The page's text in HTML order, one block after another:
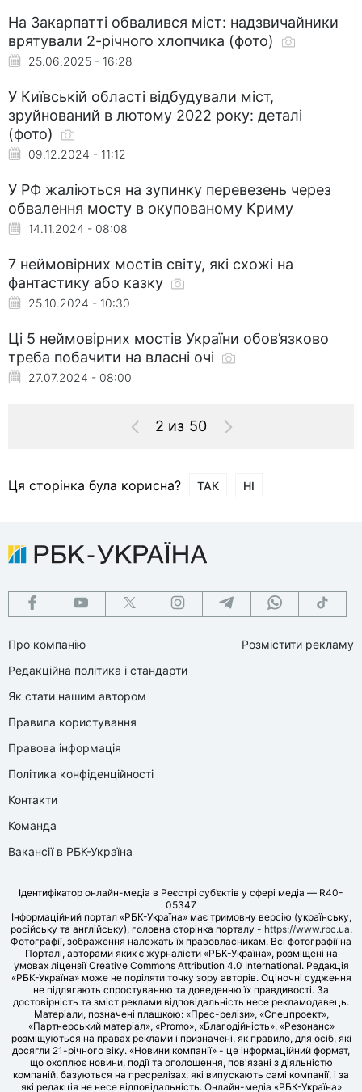
На Закарпатті обвалився міст: надзвичайники
врятували 2-річного хлопчика (фото)
25.06.2025 - 16:28
У Київській області відбудували міст,
зруйнований в лютому 2022 року: деталі
(фото)
09.12.2024 - 11:12
У РФ жаліються на зупинку перевезень через
обвалення мосту в окупованому Криму
14.11.2024 - 08:08
7 неймовірних мостів світу, які схожі на
фантастику або казку
25.10.2024 - 10:30
Ці 5 неймовірних мостів України обов’язково
треба побачити на власні очі
27.07.2024 - 08:00
2 из 50
Ця сторінка була корисна? ТАК НІ
Про компанію
Редакційна політика і стандарти
Як стати нашим автором
Правила користування
Правова інформація
Політика конфіденційності
Контакти
Команда
Вакансії в РБК-Україна
Розмістити рекламу
Ідентифікатор онлайн-медіа в Реєстрі суб’єктів у сфері медіа — R40-
05347
Інформаційний портал «РБК-Україна» має тримовну версію (українську,
російську та англійську), головна сторінка порталу - https://www.rbc.ua.
Фотографії, зображення належать їх правовласникам. Всі фотографії на
Порталі, авторами яких є журналісти «РБК-Україна», розміщені на
умовах ліцензії Creative Commons Attribution 4.0 International. Редакція
«РБК-Україна» може не поділяти точку зору авторів. Оціночні судження
не підлягають спростуванню та доведенню їх правдивості. За
достовірність та зміст реклами відповідальність несе рекламодавець.
Матеріали, позначені плашкою: «Прес-релізи», «Спецпроект»,
«Партнерський матеріал», «Promo», «Благодійність», «Резонанс»
розміщуються на правах реклами і призначені, як правило, для осіб, які
досягли 21-річного віку. «Новини компанії» - це інформаційний формат,
що охоплює новини, події та оголошення, пов'язані з діяльністю
компаній, базуються на пресрелізах, які випускають самі компанії, і за
які редакція не несе відповідальність. Онлайн-медіа «РБК-Україна»